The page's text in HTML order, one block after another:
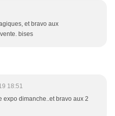
et bravo aux
bises
18:51
expo dimanche..et bravo aux 2